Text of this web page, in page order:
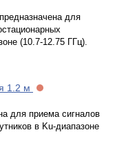
для
(10.7-12.75 ГГц).
1.2 м
для приема сигналов
в Ku-диапазоне